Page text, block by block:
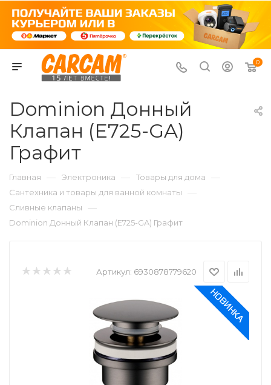
0
Dominion Донный
Клапан (E725-GA)
Графит
Главная — Электроника — Товары для дома —
Сантехника и товары для ванной комнаты —
Сливные клапаны —
Dominion Донный Клапан (E725-GA) Графит
Артикул: 6930878779620